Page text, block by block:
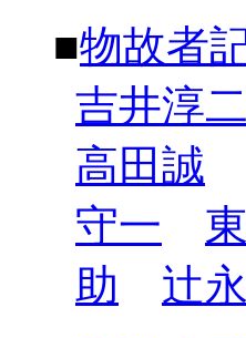
■物故者
吉井淳二
高田誠
守一
助
辻永